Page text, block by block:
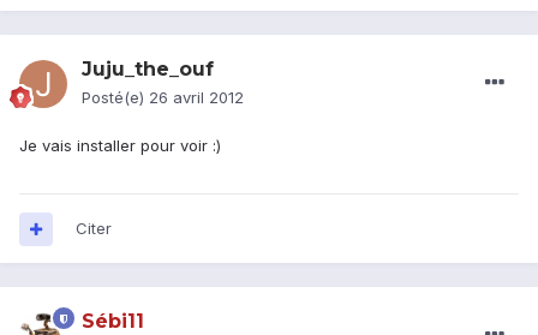
Juju_the_ouf
Posté(e) 26 avril 2012
Je vais installer pour voir :)
Citer
Sébi11